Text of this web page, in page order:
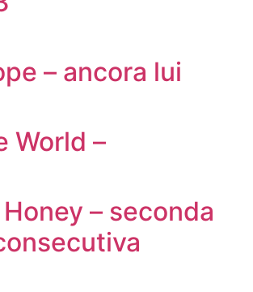
– ancora lui
World –
– seconda